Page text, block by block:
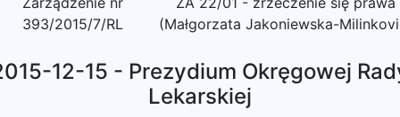
393/2015/7/RL
(Małgorzata Jakoniewska-
12-15 - Prezydium Okręgowej
Lekarskiej